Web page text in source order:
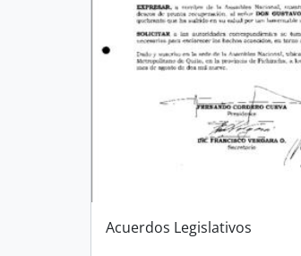
Acuerdos Legislativos